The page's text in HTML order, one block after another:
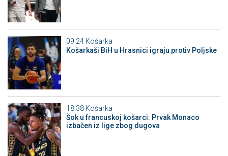
09:24 Košarka
Košarkaši BiH u Hrasnici igraju protiv Poljske
18:38 Košarka
Šok u francuskoj košarci: Prvak Monaco
izbačen iz lige zbog dugova